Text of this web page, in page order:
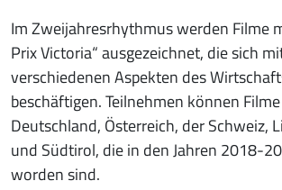
Im Zweijahresrhythmus werden Filme
Prix Victoria“ ausgezeichnet, die sich
verschiedenen Aspekten des
beschäftigen. Teilnehmen können
Deutschland, Österreich, der Schweiz,
und Südtirol, die in den Jahren 2018-
worden sind.